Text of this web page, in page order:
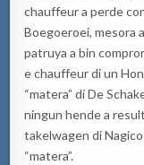
chauffeur a perde
Boegoeroei, mesora
patruya a bin
e chauffeur di un
“matera” di De
ningun hende a
takelwagen di
“matera”.